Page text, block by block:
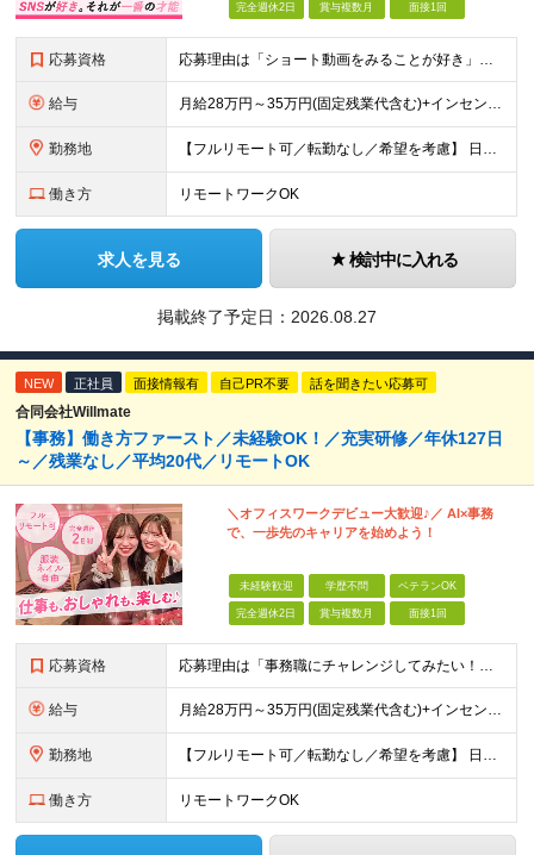
完全週休2日 賞与複数月 面接1回
応募資格 応募理由は「ショート動画をみることが好き」でOK！ #学歴不問 #未経験OK ★1つでも当てはまれば、マッチング率高め★ □ SNSや動画制作に興味がある方 □ アイデアを考えることが好きな方 □
給与 月給28万円～35万円(固定残業代含む)+インセンティブ＋各種手当 ※経験・能力等を考慮の上、決定します。 ※残業はほとんどありませんが、発生した場合は時間外手当を100％支給します。 【固定残業
勤務地 【フルリモート可／転勤なし／希望を考慮】 日本47都道府県、どこでも就業可能！ （東京・神奈川・埼玉・千葉・北海道・宮城・愛知・大阪・福岡・新潟など 各拠点近郊のプロジェクト先） 【Point】
働き方 リモートワークOK
求人を見る 検討中に入れる
掲載終了予定日： 2026.08.27
NEW 正社員 面接情報有 自己PR不要 話を聞きたい応募可
合同会社Willmate
【事務】働き方ファースト／未経験OK！／充実研修／年休127日
～／残業なし／平均20代／リモートOK
＼オフィスワークデビュー大歓迎♪／ AI×事務
で、一歩先のキャリアを始めよう！
未経験歓迎 学歴不問 ベテランOK
完全週休2日 賞与複数月 面接1回
応募資格 応募理由は「事務職にチャレンジしてみたい！」でOK！ #学歴不問 #未経験OK #第二新卒歓迎 ★1つでも当てはまれば、マッチング率高め★ □ オフィスワークデビューしたい方 □ 人をサポートする
給与 月給28万円～35万円(固定残業代含む)+インセンティブ＋各種手当 ※経験・能力等を考慮の上、決定します。 ※残業はほとんどありませんが、発生した場合は時間外手当を100％支給します。 【固定残業
勤務地 【フルリモート可／転勤なし／希望を考慮】 日本47都道府県、どこでも就業可能！ （東京・神奈川・埼玉・千葉・北海道・宮城・愛知・大阪・福岡・新潟など 各拠点近郊のプロジェクト先） 【Point】
働き方 リモートワークOK